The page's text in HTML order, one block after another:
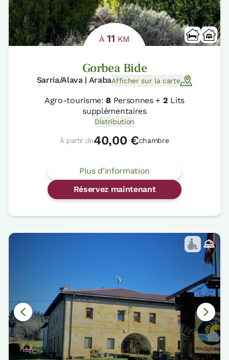
À11 KM
Gorbea Bide
Sarria/Alava | ArabaAfficher sur la carte
Agro-tourisme:8Personnes + 2 Lits
supplémentaires
Distribution
À partir de40,00 €chambre
Plus d'information
Réservez maintenant